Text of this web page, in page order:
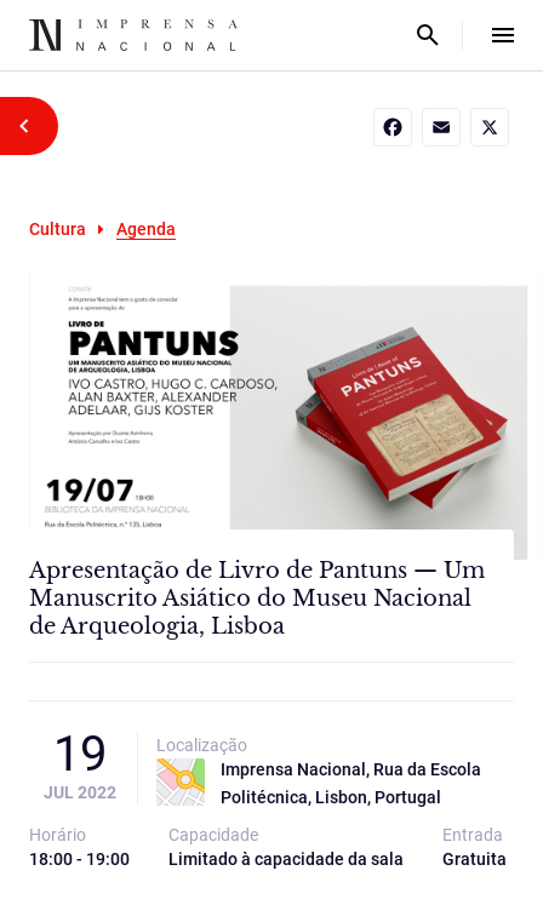
Cultura Agenda
Apresentação de Livro de Pantuns — Um
Manuscrito Asiático do Museu Nacional
de Arqueologia, Lisboa
19
JUL 2022
Localização
Imprensa Nacional, Rua da Escola
Politécnica, Lisbon, Portugal
Horário
18:00 - 19:00
Capacidade
Limitado à capacidade da sala
Entrada
Gratuita